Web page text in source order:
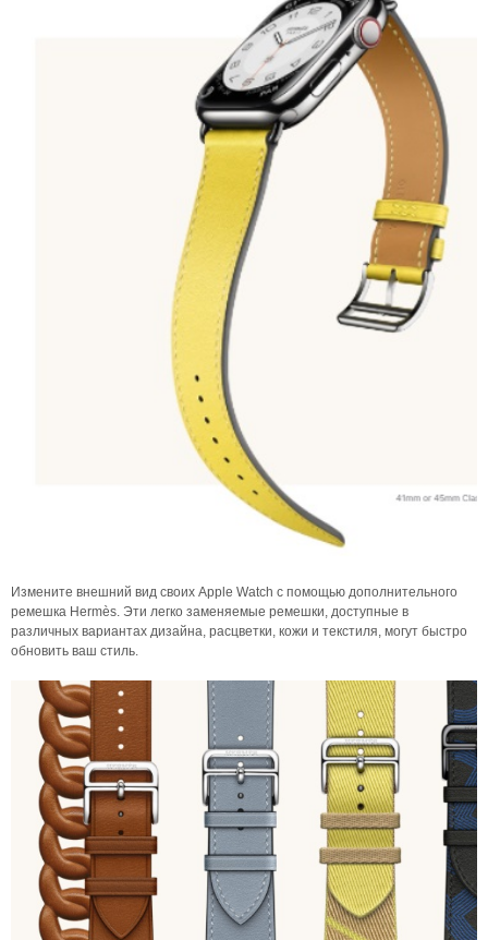
Измените внешний вид своих Apple Watch с помощью дополнительного
ремешка Hermès. Эти легко заменяемые ремешки, доступные в
различных вариантах дизайна, расцветки, кожи и текстиля, могут быстро
обновить ваш стиль.